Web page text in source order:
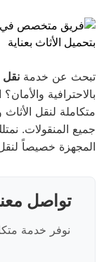
تبحث عن خدمة
بالاحترافية
متكاملة لنقل
جميع المنقولات.
المجهزة خصيصاً
تواصل
نوفر خدمة